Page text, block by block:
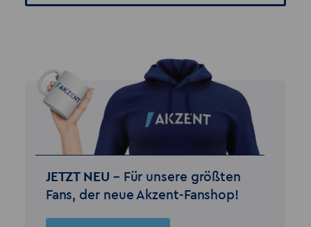
JETZT NEU – Für unsere größten
Fans, der neue Akzent-Fanshop!